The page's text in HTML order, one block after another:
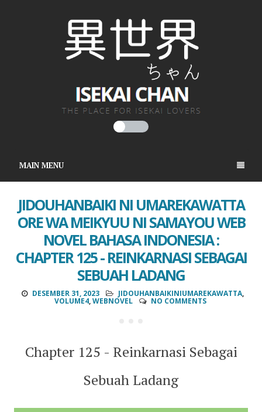
MAIN MENU
JIDOUHANBAIKI NI UMAREKAWATTA
ORE WA MEIKYUU NI SAMAYOU WEB
NOVEL BAHASA INDONESIA :
CHAPTER 125 - REINKARNASI SEBAGAI
SEBUAH LADANG
DESEMBER 31, 2023 JIDOUHANBAIKINIUMAREKAWATTA,
VOLUME4,WEBNOVEL NO COMMENTS
Chapter 125 - Reinkarnasi Sebagai
Sebuah Ladang